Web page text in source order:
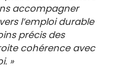
accompagner
l’emploi durable
précis des
cohérence avec
»